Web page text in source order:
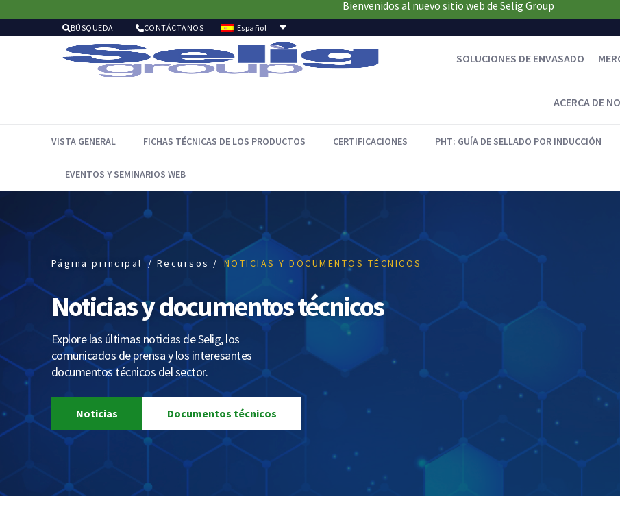
Bienvenidos al nuevo sitio web de Selig Group
BÚSQUEDA CONTÁCTANOS Español
SOLUCIONES DE ENVASADO
ACERCA DE
VISTA GENERAL FICHAS TÉCNICAS DE LOS PRODUCTOS CERTIFICACIONES PHT: GUÍA DE SELLADO POR INDUCCIÓN
EVENTOS Y SEMINARIOS WEB
Página principal / Recursos / NOTICIAS Y DOCUMENTOS TÉCNICOS
Noticias y documentos técnicos
Explore las últimas noticias de Selig, los
comunicados de prensa y los interesantes
documentos técnicos del sector.
Noticias Documentos técnicos